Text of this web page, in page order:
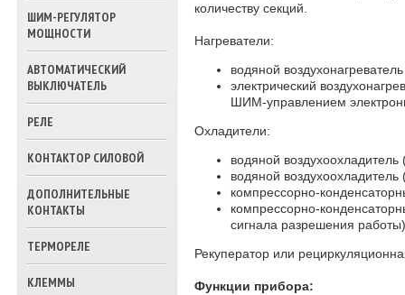
ТРЕХХОДОВЫЕ
КЛАПАНА ВОДЫ
ШИМ-РЕГУЛЯТОР
МОЩНОСТИ
АВТОМАТИЧЕСКИЙ
ВЫКЛЮЧАТЕЛЬ
РЕЛЕ
КОНТАКТОР СИЛОВОЙ
ДОПОЛНИТЕЛЬНЫЕ
КОНТАКТЫ
ТЕРМОРЕЛЕ
КЛЕММЫ
количеству секций.
Нагреватели:
водяной
электрический
ШИМ-управлением
Охладители:
водяной
водяной
компрессорно-
компрессорно-
сигнала разрешения
Рекуператор или
Функции прибора: